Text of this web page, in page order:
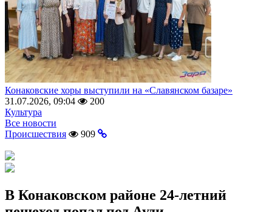
Конаковские хоры выступили на «Славянском базаре»
31.07.2026, 09:04
200
Культура
Все новости
Происшествия
909
В Конаковском районе 24-летний